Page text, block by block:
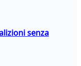
senza